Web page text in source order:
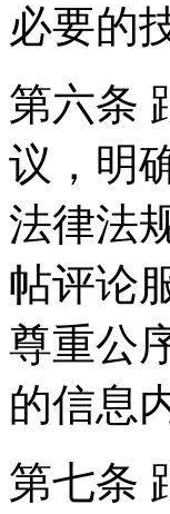
必要的
第六条
议，明
法律法
帖评论
尊重公
的信息
第七条